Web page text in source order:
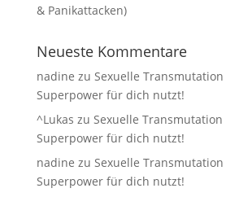
& Panikattacken)
Neueste Kommentare
nadine zu Sexuelle
Superpower für dich nutzt!
^Lukas zu Sexuelle Transmutation
Superpower für dich nutzt!
nadine zu Sexuelle
Superpower für dich nutzt!